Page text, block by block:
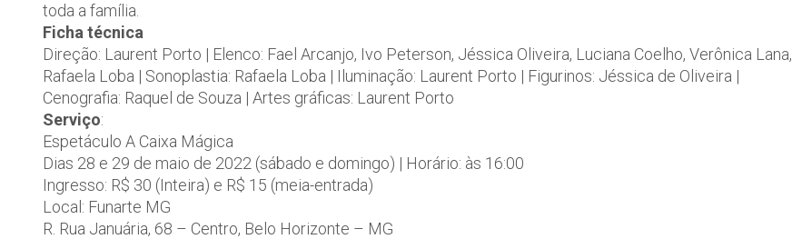
toda a família.
Ficha técnica
Direção: Laurent Porto | Elenco: Fael Arcanjo, Ivo Peterson, Jéssica Oliveira, Luciana Coelho, Verônica Lana,
Rafaela Loba | Sonoplastia: Rafaela Loba | Iluminação: Laurent Porto | Figurinos: Jéssica de Oliveira |
Cenografia: Raquel de Souza | Artes gráficas: Laurent Porto
Serviço:
Espetáculo A Caixa Mágica
Dias 28 e 29 de maio de 2022 (sábado e domingo) | Horário: às 16:00
Ingresso: R$ 30 (Inteira) e R$ 15 (meia-entrada)
Local: Funarte MG
R. Rua Januária, 68 – Centro, Belo Horizonte – MG